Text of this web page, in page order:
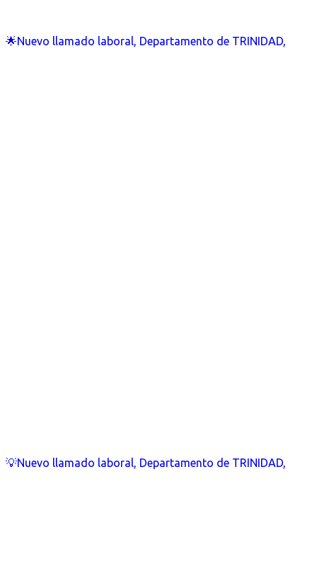
🌟Nuevo llamado laboral, Departamento de TRINIDAD,
💡Nuevo llamado laboral, Departamento de TRINIDAD,